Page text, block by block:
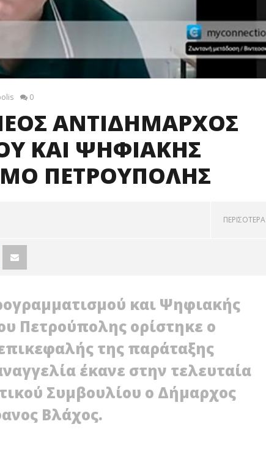
0
ΑΝΤΙΔΗΜΑΡΧΟΣ
ΚΑΙ ΨΗΦΙΑΚΗΣ
ΠΕΤΡΟΥΠΟΛΗΣ
ΠΕΡΙΣΟΤΕΡΑ
ΕΞΟΡΜΗΣΗ ΤΗΣ
ΑΡΧΗΣ ΣΤΑ
και Ψηφιακής
Πετρούπολης ορίστηκε ο
της παράταξης
έκανε στην τελευταία
Συμβουλίου ο Δήμαρχος
Βλάχος.